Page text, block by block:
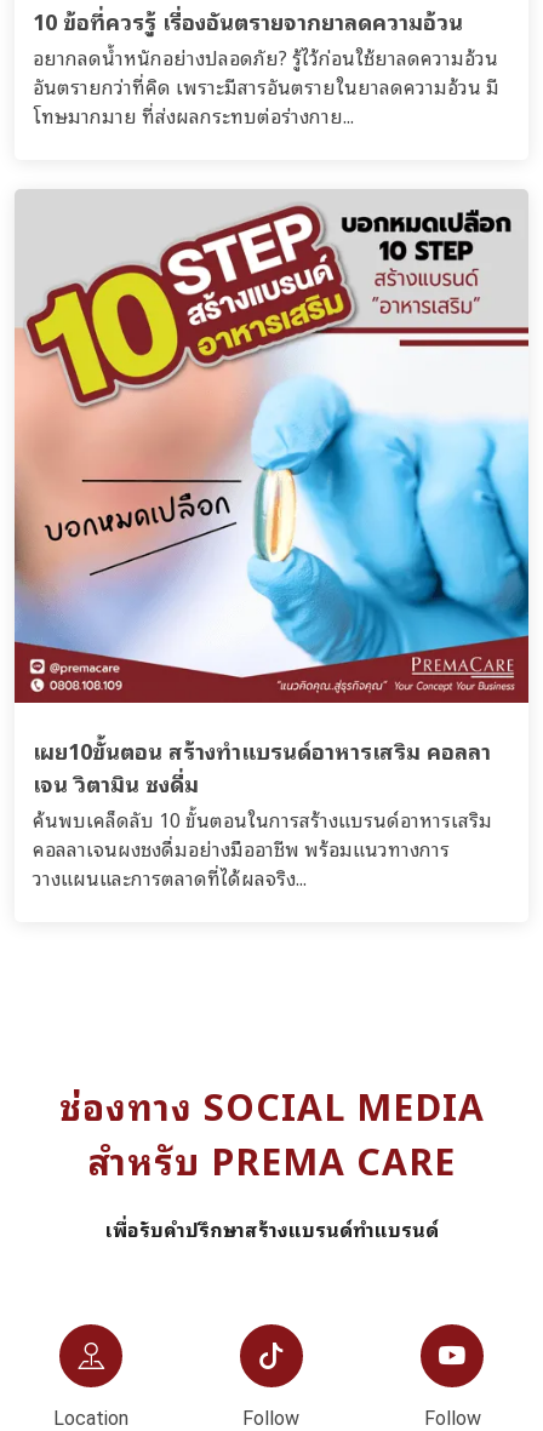
10 ข้อที่ควรรู้ เรื่องอันตรายจากยาลดความอ้วน
อยากลดน้ำหนักอย่างปลอดภัย? รู้ไว้ก่อนใช้ยาลดความอ้วน
อันตรายกว่าที่คิด เพราะมีสารอันตรายในยาลดความอ้วน มี
โทษมากมาย ที่ส่งผลกระทบต่อร่างกาย...
เผย10ขั้นตอน สร้างทำแบรนด์อาหารเสริม คอลลา
เจน วิตามิน ชงดื่ม
ค้นพบเคล็ดลับ 10 ขั้นตอนในการสร้างแบรนด์อาหารเสริม
คอลลาเจนผงชงดื่มอย่างมืออาชีพ พร้อมแนวทางการ
วางแผนและการตลาดที่ได้ผลจริง...
ช่องทาง SOCIAL MEDIA
สำหรับ PREMA CARE
เพื่อรับคำปรึกษาสร้างแบรนด์ทำแบรนด์
Location
Follow
Follow